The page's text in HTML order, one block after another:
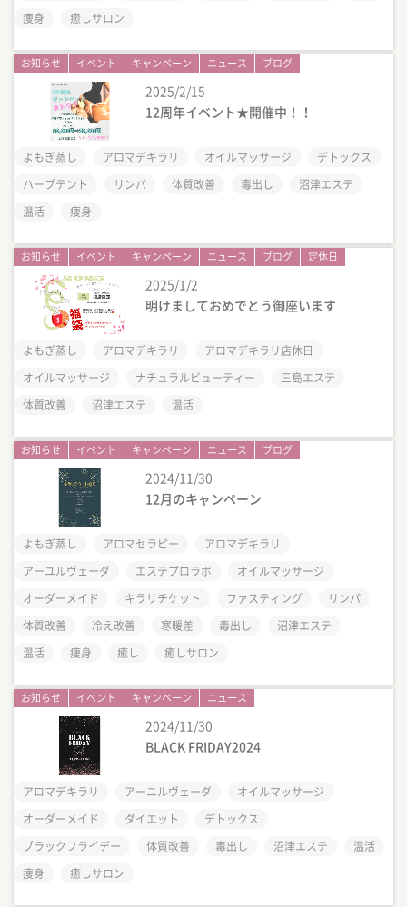
痩身
癒しサロン
お知らせ イベント キャンペーン ニュース ブログ
2025/2/15
12周年イベント★開催中！！
よもぎ蒸し アロマデキラリ オイルマッサージ
デトックス
ハーブテント
リンパ 体質改善 毒出し
沼津エステ
温活
痩身
お知らせ イベント キャンペーン ニュース ブログ 定休日
2025/1/2
明けましておめでとう御座います
よもぎ蒸し アロマデキラリ
アロマデキラリ店休日
オイルマッサージ
ナチュラルビューティー
三島エステ
体質改善
沼津エステ 温活
お知らせ イベント キャンペーン ニュース ブログ
2024/11/30
12月のキャンペーン
よもぎ蒸し アロマセラピー
アロマデキラリ
アーユルヴェーダ
エステプロラボ
オイルマッサージ
オーダーメイド
キラリチケット ファスティング
リンパ
体質改善
冷え改善 寒暖差 毒出し
沼津エステ
温活
痩身 癒し 癒しサロン
お知らせ イベント キャンペーン ニュース
2024/11/30
BLACK FRIDAY2024
アロマデキラリ アーユルヴェーダ
オイルマッサージ
オーダーメイド
ダイエット
デトックス
ブラックフライデー
体質改善 毒出し 沼津エステ
温活
痩身
癒しサロン